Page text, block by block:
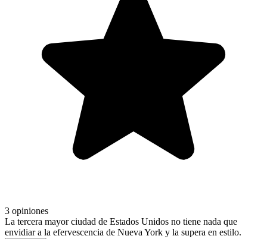
3 opiniones
La tercera mayor ciudad de Estados Unidos no tiene nada que
envidiar a la efervescencia de Nueva York y la supera en estilo.